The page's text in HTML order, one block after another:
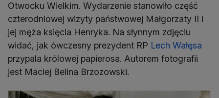
Otwocku Wielkim. Wydarzenie stanowiło część
czterodniowej wizyty państwowej Małgorzaty II i
jej męża księcia Henryka. Na słynnym zdjęciu
widać, jak ówczesny prezydent RP Lech Wałęsa
przypala królowej papierosa. Autorem fotografii
jest Maciej Belina Brzozowski.